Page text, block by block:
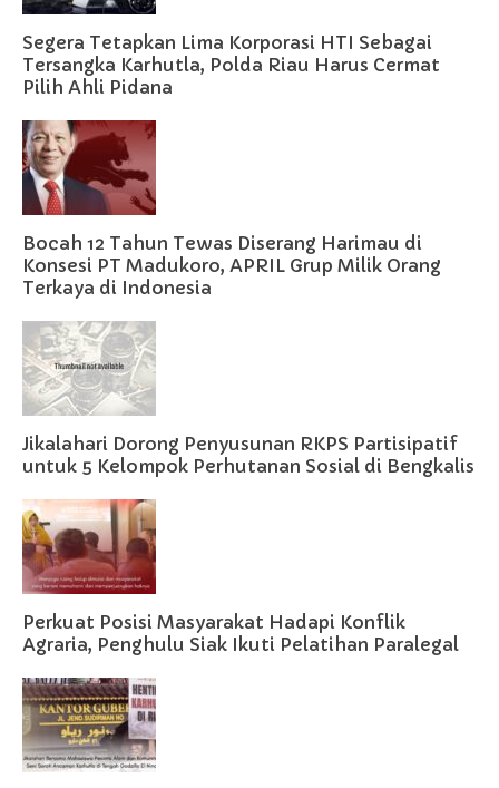
Segera Tetapkan Lima Korporasi HTI Sebagai
Tersangka Karhutla, Polda Riau Harus Cermat
Pilih Ahli Pidana
Bocah 12 Tahun Tewas Diserang Harimau di
Konsesi PT Madukoro, APRIL Grup Milik Orang
Terkaya di Indonesia
Jikalahari Dorong Penyusunan RKPS Partisipatif
untuk 5 Kelompok Perhutanan Sosial di Bengkalis
Perkuat Posisi Masyarakat Hadapi Konflik
Agraria, Penghulu Siak Ikuti Pelatihan Paralegal